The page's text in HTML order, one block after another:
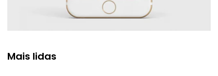
Mais lidas